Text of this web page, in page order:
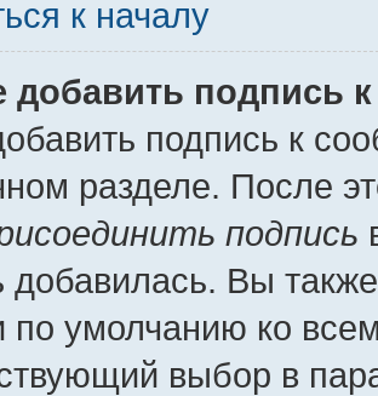
к началу
добавить подпись
подпись к
разделе. После
подпись
добавилась. Вы
по умолчанию ко
выбор в